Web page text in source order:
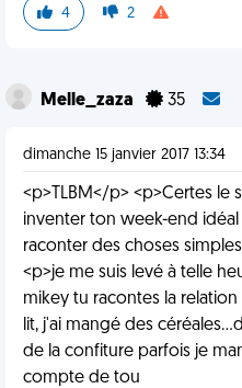
4 2
Melle_zaza 35
dimanche 15 janvier 2017 13:34
<p>TLBM</p> <p>Certes le
inventer ton week-end
raconter des choses
<p>je me suis levé à telle
mikey tu racontes la
lit, j'ai mangé des
de la confiture parfois je
compte de tou